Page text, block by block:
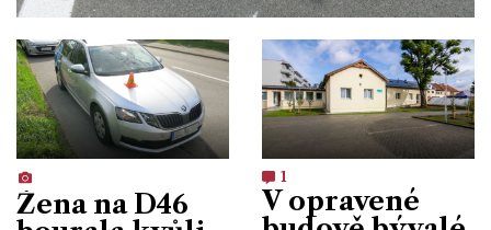
Žena na D46
1
V opravené